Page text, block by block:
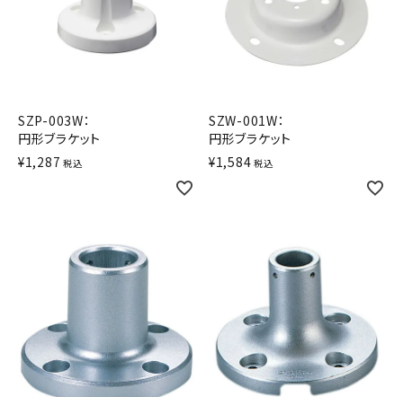
ネットワーク対応
積層信号灯
流線型
LED照明
センサ機器
SZP-003W：
円形ブラケット
¥1,287 税込
SZW-001W：
円形ブラケット
¥1,584 税込